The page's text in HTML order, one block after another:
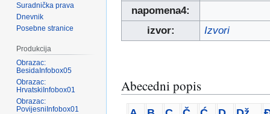
napomena4:
izvor:
Izvori
Abecedni popis
Suradnička prava
Dnevnik
Posebne stranice
Produkcija
Obrazac:
BesidaInfobox05
Obrazac:
HrvatskiInfobox01
Obrazac:
PovijesniInfobox01